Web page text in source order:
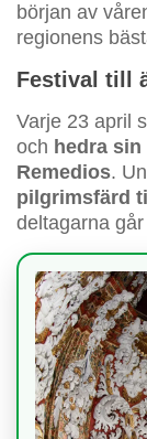
början av
regionens
Festival till
Varje 23 april
och hedra
Remedios.
pilgrimsfärd
deltagarna